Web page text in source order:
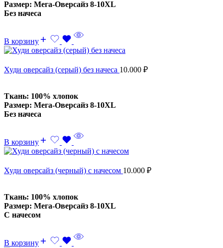
Размер: Мега-Оверсайз 8-10XL
Без начеса
В корзину
Худи оверсайз (серый) без начеса 10.000 ₽
Ткань: 100% хлопок
Размер: Мега-Оверсайз 8-10XL
Без начеса
В корзину
Худи оверсайз (черный) с начесом 10.000 ₽
Ткань: 100% хлопок
Размер: Мега-Оверсайз 8-10XL
С начесом
В корзину